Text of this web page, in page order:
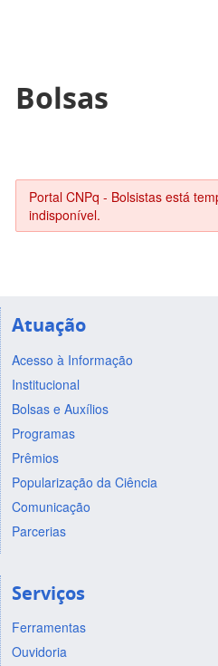
Bolsas
Portal CNPq - Bolsistas está
indisponível.
Atuação
Acesso à Informação
Institucional
Bolsas e Auxílios
Programas
Prêmios
Popularização da Ciência
Comunicação
Parcerias
Serviços
Ferramentas
Ouvidoria